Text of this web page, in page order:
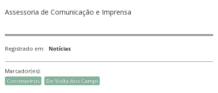
Assessoria de Comunicação e Imprensa
Registrado em: Notícias
Marcador(es):
Coronavírus
De Volta Aos Campi